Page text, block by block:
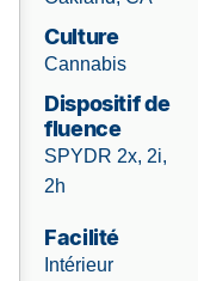
Culture
Cannabis
Dispositif de
fluence
SPYDR 2x, 2i,
2h
Facilité
Intérieur